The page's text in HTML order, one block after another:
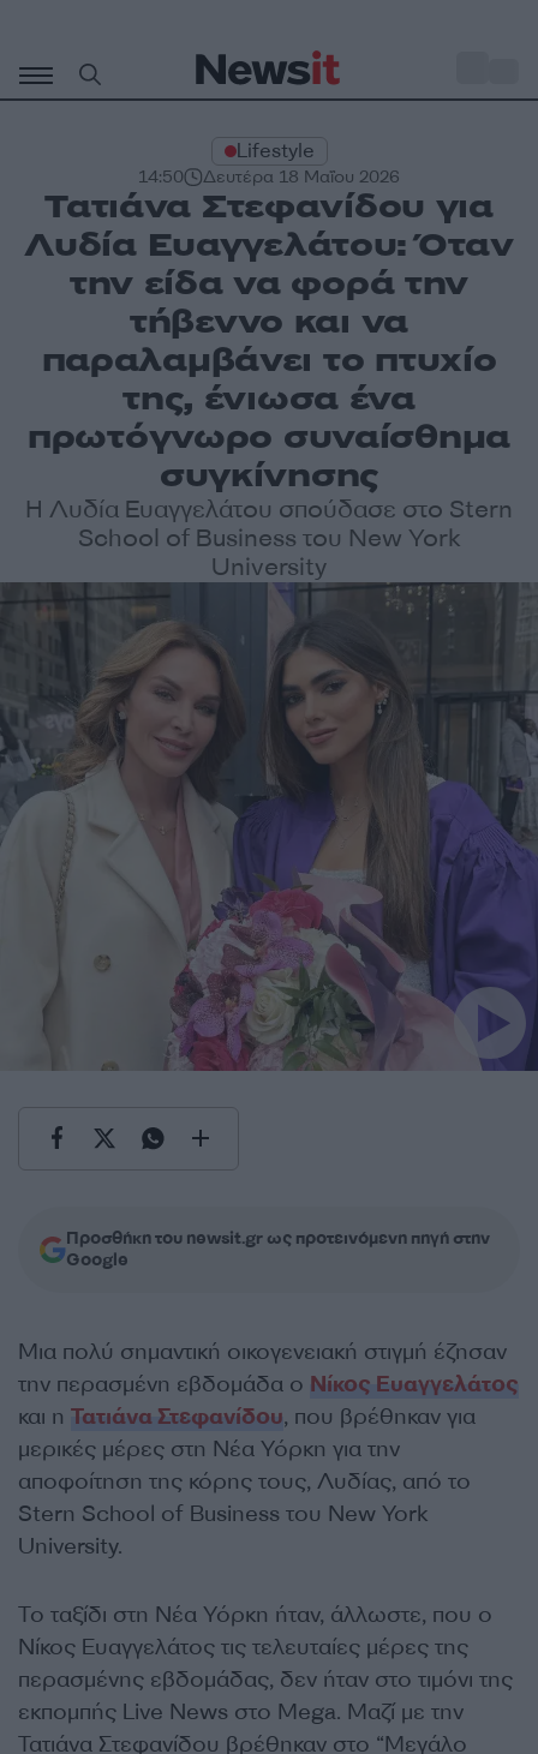
περιεχόμενο
Lifestyle
14:50 Δευτέρα 18 Μαΐου 2026
Τατιάνα Στεφανίδου για
Λυδία Ευαγγελάτου: Όταν
την είδα να φορά την
τήβεννο και να
παραλαμβάνει το πτυχίο
της, ένιωσα ένα
πρωτόγνωρο συναίσθημα
συγκίνησης
Η Λυδία Ευαγγελάτου σπούδασε στο Stern
School of Business του New York
University
Προσθήκη του newsit.gr ως προτεινόμενη πηγή στην
Google
Μια πολύ σημαντική οικογενειακή στιγμή έζησαν
την περασμένη εβδομάδα ο Νίκος Ευαγγελάτος
και η Τατιάνα Στεφανίδου, που βρέθηκαν για
μερικές μέρες στη Νέα Υόρκη για την
αποφοίτηση της κόρης τους, Λυδίας, από το
Stern School of Business του New York
University.
Το ταξίδι στη Νέα Υόρκη ήταν, άλλωστε, που ο
Νίκος Ευαγγελάτος τις τελευταίες μέρες της
περασμένης εβδομάδας, δεν ήταν στο τιμόνι της
εκπομπής Live News στο Mega. Μαζί με την
Τατιάνα Στεφανίδου βρέθηκαν στο “Μεγάλο